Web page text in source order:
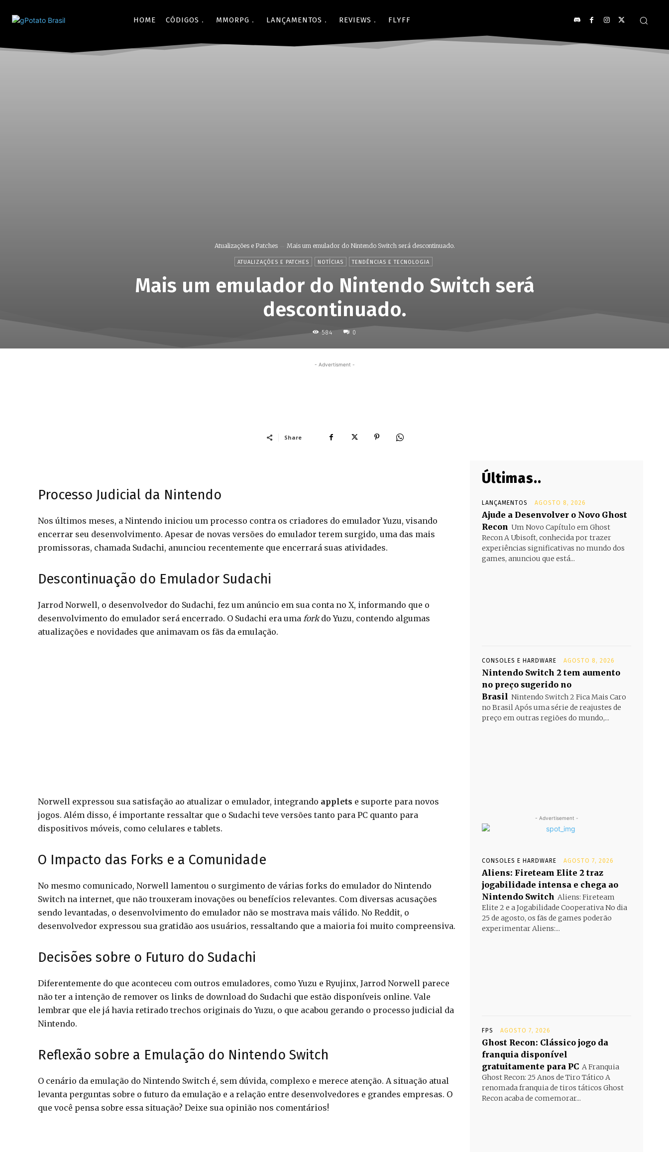
HOME CÓDIGOS MMORPG LANÇAMENTOS REVIEWS FLYFF
Atualizações e Patches Mais um emulador do Nintendo Switch será descontinuado.
ATUALIZAÇÕES E PATCHES NOTÍCIAS TENDÊNCIAS E TECNOLOGIA
Mais um emulador do Nintendo Switch será
descontinuado.
584 0
- Advertisment -
Share
Processo Judicial da Nintendo
Nos últimos meses, a Nintendo iniciou um processo contra os criadores do emulador Yuzu, visando
encerrar seu desenvolvimento. Apesar de novas versões do emulador terem surgido, uma das mais
promissoras, chamada Sudachi, anunciou recentemente que encerrará suas atividades.
Descontinuação do Emulador Sudachi
Jarrod Norwell, o desenvolvedor do Sudachi, fez um anúncio em sua conta no X, informando que o
desenvolvimento do emulador será encerrado. O Sudachi era uma forkdo Yuzu, contendo algumas
atualizações e novidades que animavam os fãs da emulação.
Norwell expressou sua satisfação ao atualizar o emulador, integrando applets e suporte para novos
jogos. Além disso, é importante ressaltar que o Sudachi teve versões tanto para PC quanto para
dispositivos móveis, como celulares e tablets.
O Impacto das Forks e a Comunidade
No mesmo comunicado, Norwell lamentou o surgimento de várias forks do emulador do Nintendo
Switch na internet, que não trouxeram inovações ou benefícios relevantes. Com diversas acusações
sendo levantadas, o desenvolvimento do emulador não se mostrava mais válido. No Reddit, o
desenvolvedor expressou sua gratidão aos usuários, ressaltando que a maioria foi muito compreensiva.
Decisões sobre o Futuro do Sudachi
Diferentemente do que aconteceu com outros emuladores, como Yuzu e Ryujinx, Jarrod Norwell parece
não ter a intenção de remover os links de download do Sudachi que estão disponíveis online. Vale
lembrar que ele já havia retirado trechos originais do Yuzu, o que acabou gerando o processo judicial da
Nintendo.
Reflexão sobre a Emulação do Nintendo Switch
O cenário da emulação do Nintendo Switch é, sem dúvida, complexo e merece atenção. A situação atual
levanta perguntas sobre o futuro da emulação e a relação entre desenvolvedores e grandes empresas. O
que você pensa sobre essa situação? Deixe sua opinião nos comentários!
Últimas..
LANÇAMENTOS AGOSTO 8, 2026
Ajude a Desenvolver o Novo Ghost
Recon Um Novo Capítulo em Ghost
Recon A Ubisoft, conhecida por trazer
experiências significativas no mundo dos
games, anunciou que está...
CONSOLES E HARDWARE AGOSTO 8, 2026
Nintendo Switch 2 tem aumento
no preço sugerido no
Brasil Nintendo Switch 2 Fica Mais Caro
no Brasil Após uma série de reajustes de
preço em outras regiões do mundo,...
- Advertisement -
CONSOLES E HARDWARE AGOSTO 7, 2026
Aliens: Fireteam Elite 2 traz
jogabilidade intensa e chega ao
Nintendo Switch Aliens: Fireteam
Elite 2 e a Jogabilidade Cooperativa No dia
25 de agosto, os fãs de games poderão
experimentar Aliens:...
FPS AGOSTO 7, 2026
Ghost Recon: Clássico jogo da
franquia disponível
gratuitamente para PC A Franquia
Ghost Recon: 25 Anos de Tiro Tático A
renomada franquia de tiros táticos Ghost
Recon acaba de comemorar...